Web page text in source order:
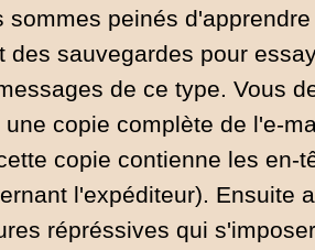
sommes peinés
des sauvegardes pour
de ce type. Vous
une copie complète de l'e-
copie contienne les en-
l'expéditeur). Ensuite
répréssives qui